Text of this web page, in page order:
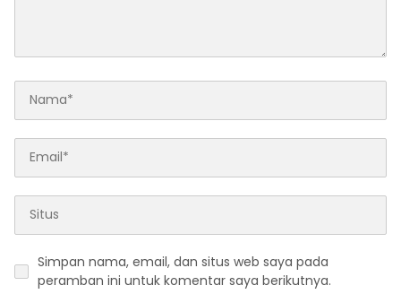
Simpan nama, email, dan situs web saya pada
peramban ini untuk komentar saya berikutnya.